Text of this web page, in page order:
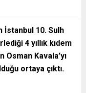
İstanbul 10. Sulh
4 yıllık kıdem
Osman Kavala’yı
ortaya çıktı.